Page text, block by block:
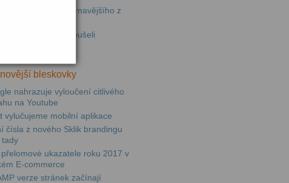
plný toho nejzajímavějšího z
prvními jsme vyzkoušeli
bleskovky
nahrazuje vyloučení citlivého
na Youtube
vylučujeme mobilní aplikace
čísla z nového Sklik brandingu
tady
přelomové ukazatele roku 2017 v
E-commerce
verze stránek začínají